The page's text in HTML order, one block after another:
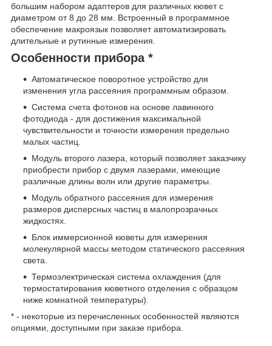
большим набором адаптеров для различных кювет с
диаметром от 8 до 28 мм. Встроенный в программное
обеспечение макроязык позволяет автоматизировать
длительные и рутинные измерения.
Особенности прибора *
Автоматическое поворотное устройство для
изменения угла рассеяния программным образом.
Система счета фотонов на основе лавинного
фотодиода - для достижения максимальной
чувствительности и точности измерения предельно
малых частиц.
Модуль второго лазера, который позволяет заказчику
приобрести прибор с двумя лазерами, имеющие
различные длины волн или другие параметры.
Модуль обратного рассеяния для измерения
размеров дисперсных частиц в малопрозрачных
жидкостях.
Блок иммерсионной кюветы для измерения
молекулярной массы методом статического рассеяния
света.
Термоэлектрическая система охлаждения (для
термостатирования кюветного отделения с образцом
ниже комнатной температуры).
* - некоторые из перечисленных особенностей являются
опциями, доступными при заказе прибора.